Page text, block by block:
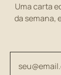
Uma carta
da semana,